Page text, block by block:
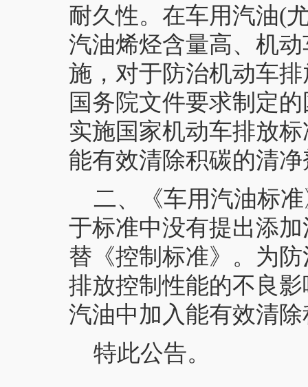
耐久性。在车用汽油(
汽油烯烃含量高、机
施，对于防治机动车
国务院文件要求制定
实施国家机动车排放
能有效清除积碳的清
二、《车用汽油标准
于标准中没有提出添
替《控制标准》。为
排放控制性能的不良
汽油中加入能有效清
特此公告。